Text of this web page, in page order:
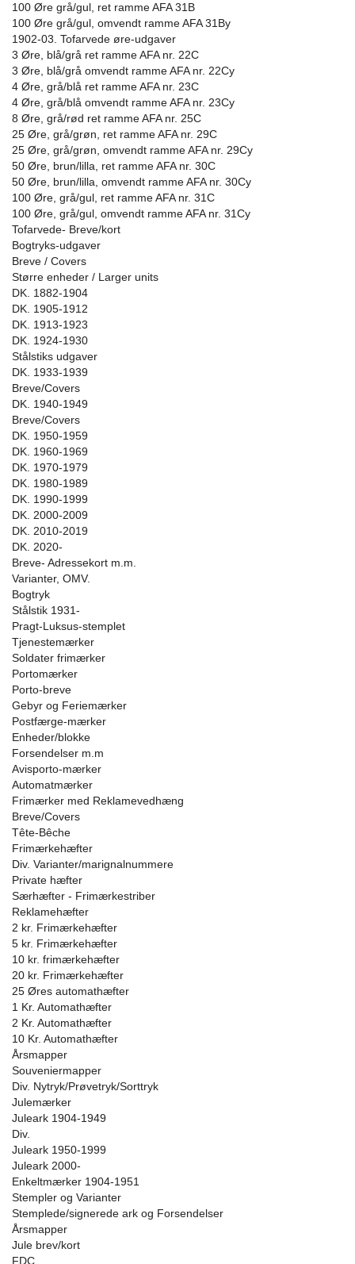
100 Øre grå/gul, ret ramme AFA 31B
100 Øre grå/gul, omvendt ramme AFA 31By
1902-03. Tofarvede øre-udgaver
3 Øre, blå/grå ret ramme AFA nr. 22C
3 Øre, blå/grå omvendt ramme AFA nr. 22Cy
4 Øre, grå/blå ret ramme AFA nr. 23C
4 Øre, grå/blå omvendt ramme AFA nr. 23Cy
8 Øre, grå/rød ret ramme AFA nr. 25C
25 Øre, grå/grøn, ret ramme AFA nr. 29C
25 Øre, grå/grøn, omvendt ramme AFA nr. 29Cy
50 Øre, brun/lilla, ret ramme AFA nr. 30C
50 Øre, brun/lilla, omvendt ramme AFA nr. 30Cy
100 Øre, grå/gul, ret ramme AFA nr. 31C
100 Øre, grå/gul, omvendt ramme AFA nr. 31Cy
Tofarvede- Breve/kort
Bogtryks-udgaver
Breve / Covers
Større enheder / Larger units
DK. 1882-1904
DK. 1905-1912
DK. 1913-1923
DK. 1924-1930
Stålstiks udgaver
DK. 1933-1939
Breve/Covers
DK. 1940-1949
Breve/Covers
DK. 1950-1959
DK. 1960-1969
DK. 1970-1979
DK. 1980-1989
DK. 1990-1999
DK. 2000-2009
DK. 2010-2019
DK. 2020-
Breve- Adressekort m.m.
Varianter, OMV.
Bogtryk
Stålstik 1931-
Pragt-Luksus-stemplet
Tjenestemærker
Soldater frimærker
Portomærker
Porto-breve
Gebyr og Feriemærker
Postfærge-mærker
Enheder/blokke
Forsendelser m.m
Avisporto-mærker
Automatmærker
Frimærker med Reklamevedhæng
Breve/Covers
Tête-Bêche
Frimærkehæfter
Div. Varianter/marignalnummere
Private hæfter
Særhæfter - Frimærkestriber
Reklamehæfter
2 kr. Frimærkehæfter
5 kr. Frimærkehæfter
10 kr. frimærkehæfter
20 kr. Frimærkehæfter
25 Øres automathæfter
1 Kr. Automathæfter
2 Kr. Automathæfter
10 Kr. Automathæfter
Årsmapper
Souveniermapper
Div. Nytryk/Prøvetryk/Sorttryk
Julemærker
Juleark 1904-1949
Div.
Juleark 1950-1999
Juleark 2000-
Enkeltmærker 1904-1951
Stempler og Varianter
Stemplede/signerede ark og Forsendelser
Årsmapper
Jule brev/kort
FDC